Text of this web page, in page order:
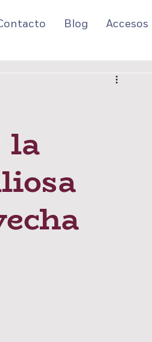
Blog Accesos
la